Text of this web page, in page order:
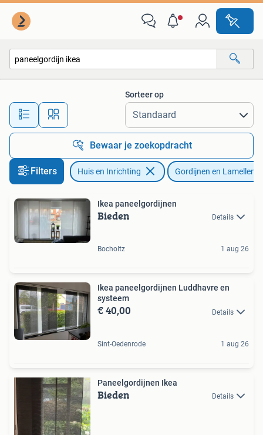
Alle afstanden…
Sorteer op
Bewaar je zoekopdracht
Filters Huis en Inrichting Gordijnen en Lamellen
Ikea paneelgordijnen
Bieden Details
Bocholtz 1 aug 26
Ikea paneelgordijnen Luddhavre en
systeem
€ 40,00 Details
Sint-Oedenrode 1 aug 26
Paneelgordijnen Ikea
Bieden Details